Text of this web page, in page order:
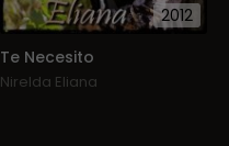
2012
Te Necesito
Nirelda Eliana